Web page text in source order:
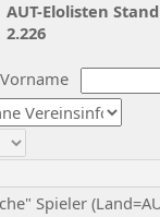
Vorname
Spieler
AUT-Elolisten
2.226